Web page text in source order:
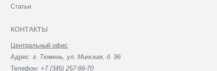
Статьи
КОНТАКТЫ
Центральный офис
Адрес:г. Тюмень, ул. Минская, д. 96
Телефон: +7 (345) 257-99-70